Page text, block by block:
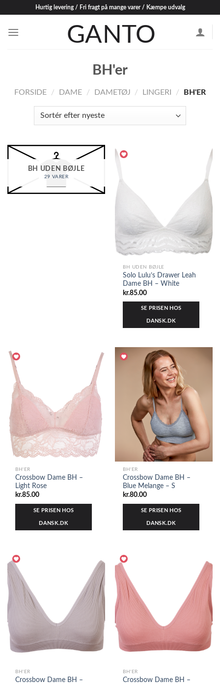
content
Hurtig levering / Fri fragt på mange varer / Kæmpe udvalg
BH'er
FORSIDE / DAME / DAMETØJ / LINGERI / BH'ER
BH UDEN BØJLE
29 VARER
BH UDEN BØJLE
Solo Lulu’s Drawer Leah
Dame BH – White
kr.85.00
SE PRISEN HOS
DANSK.DK
BH'ER
Crossbow Dame BH –
Light Rose
kr.85.00
SE PRISEN HOS
DANSK.DK
BH'ER
Crossbow Dame BH –
Blue Melange – S
kr.80.00
SE PRISEN HOS
DANSK.DK
BH'ER
Crossbow Dame BH –
BH'ER
Crossbow Dame BH –